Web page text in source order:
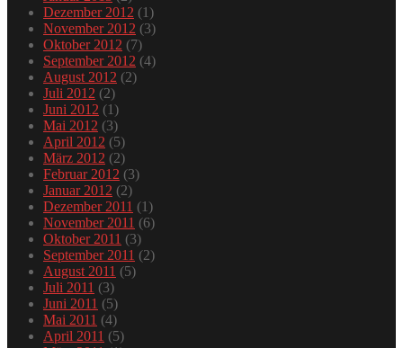
Dezember 2012 (1)
November 2012 (3)
Oktober 2012 (7)
September 2012 (4)
August 2012 (2)
Juli 2012 (2)
Juni 2012 (1)
Mai 2012 (3)
April 2012 (5)
März 2012 (2)
Februar 2012 (3)
Januar 2012 (2)
Dezember 2011 (1)
November 2011 (6)
Oktober 2011 (3)
September 2011 (2)
August 2011 (5)
Juli 2011 (3)
Juni 2011 (5)
Mai 2011 (4)
April 2011 (5)